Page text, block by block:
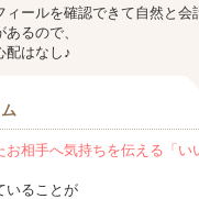
ィールを確認できて自然と会
るので、
配はなし♪
お相手へ気持ちを伝える「
いることが